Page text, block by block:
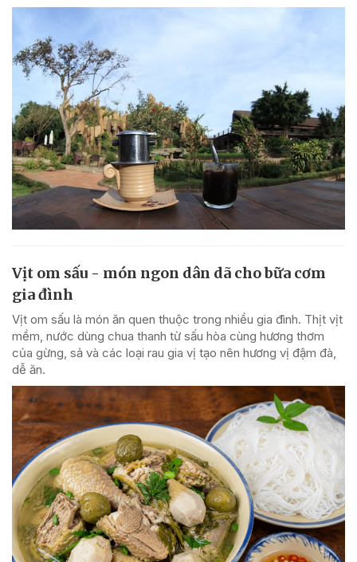
Vịt om sấu - món ngon dân dã cho bữa cơm
gia đình
Vịt om sấu là món ăn quen thuộc trong nhiều gia đình. Thịt vịt
mềm, nước dùng chua thanh từ sấu hòa cùng hương thơm
của gừng, sả và các loại rau gia vị tạo nên hương vị đậm đà,
dễ ăn.